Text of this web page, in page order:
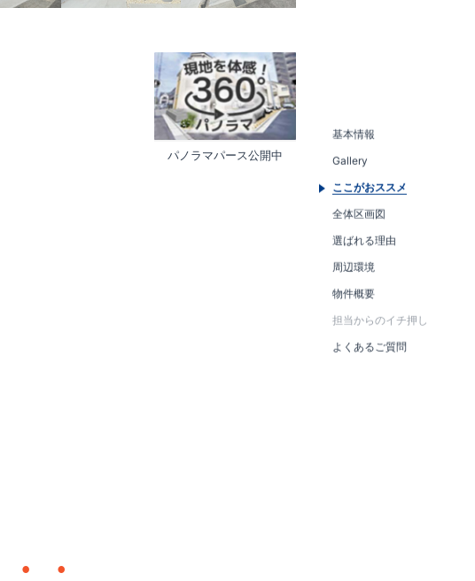
パノラマパース公開中
基本情報
Gallery
ここがおススメ
全体区画図
選ばれる理由
周辺環境
物件概要
担当からのイチ押し
よくあるご質問